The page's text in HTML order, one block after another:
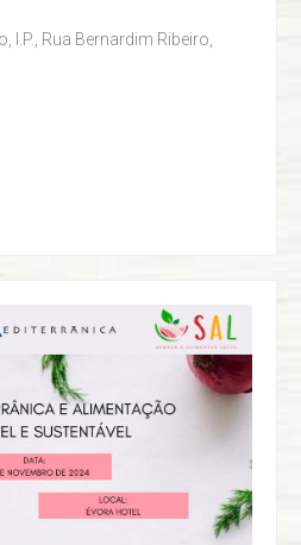
I.P., Rua Bernardim Ribeiro,